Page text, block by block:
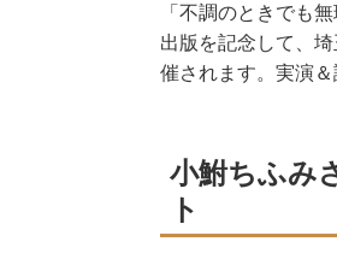
「不調のときでも
出版を記念して、
催されます。実演
小鮒ちふみ
ト